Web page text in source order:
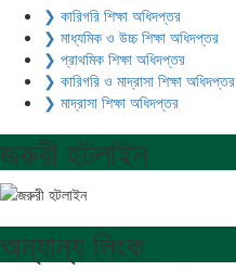
❯ কারিগরি শিক্ষা অধিদপ্তর
❯ মাধ্যমিক ও উচ্চ শিক্ষা অধিদপ্তর
❯ প্রাথমিক শিক্ষা অধিদপ্তর
❯ কারিগরি ও মাদ্রাসা শিক্ষা অধিদপ্তর
❯ মাদ্রাসা শিক্ষা অধিদপ্তর
জরুরী হটলাইন
অন্যান্য লিংক